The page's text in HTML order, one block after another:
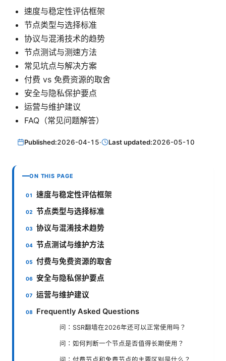
速度与稳定性评估框架
节点类型与选择标准
协议与混淆技术的趋势
节点测试与测速方法
常见坑点与解决方案
付费 vs 免费资源的取舍
安全与隐私保护要点
运营与维护建议
FAQ（常见问题解答）
Published:2026-04-15· Last updated:2026-05-10
ON THIS PAGE
速度与稳定性评估框架
节点类型与选择标准
协议与混淆技术趋势
节点测试与维护方法
付费与免费资源的取舍
安全与隐私保护要点
运营与维护建议
Frequently Asked Questions
问：SSR翻墙在2026年还可以正常使用吗？
问：如何判断一个节点是否值得长期使用？